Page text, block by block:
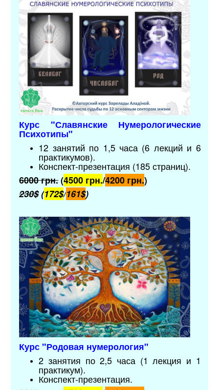
Курс "Славянские Нумерологические
Психотипы"
12 занятий по 1,5 часа (6 лекций и 6
практикумов).
Конспект-презентация (185 страниц).
6000грн.(4500 грн./4200 грн.)
230$(172$/161$)
Курс "Родовая нумерология"
2 занятия по 2,5 часа (1 лекция и 1
практикум).
Конспект-презентация.